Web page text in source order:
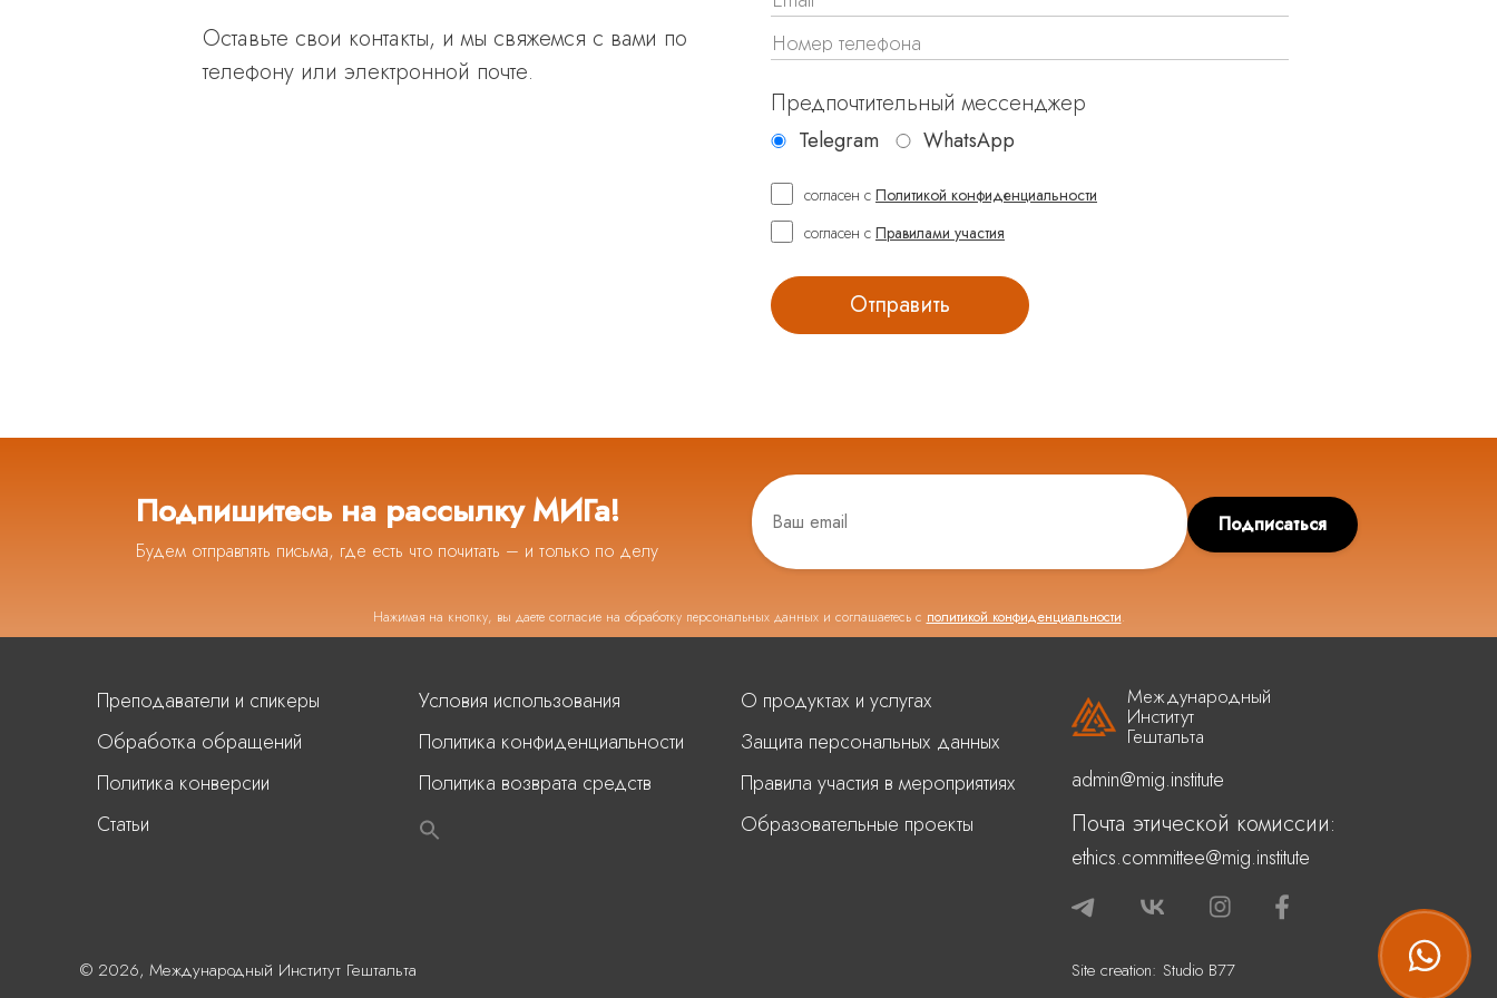
Оставьте свои контакты, и мы свяжемся с вами по
телефону или электронной почте.
Предпочтительный мессенджер
Telegram WhatsApp
согласен с Политикой конфиденциальности
согласен с Правилами участия
Подпишитесь на рассылку МИГа!
Будем отправлять письма, где есть что почитать – и только по делу
Подписаться
Нажимая на кнопку, вы даете согласие на обработку персональных данных и соглашаетесь с политикой конфиденциальности.
Образовательные проекты
Преподаватели и спикеры Условия использования
О продуктах и услугах
Обработка обращений
Политика конфиденциальности
Защита персональных данных
Политика конверсии
Политика возврата средств
Правила участия в мероприятиях
Статьи
Международный
Институт
Гештальта
admin@mig.institute
Почта этической комиссии:
ethics.committee@mig.institute
© 2026, Международный Институт Гештальта Site creation: Studio B77